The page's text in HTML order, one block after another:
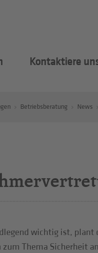
Kontaktiere
Betriebsberatung News
wichtig ist, plant
Thema Sicherheit